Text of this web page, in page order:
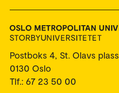
Postboks 4, St. Olavs plass
0130 Oslo
Tlf.: 67 23 50 00